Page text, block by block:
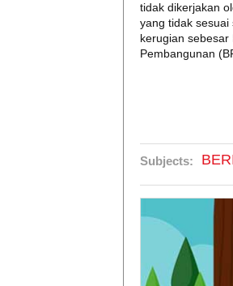
tidak dikerjakan
yang tidak
kerugian sebesar
Pembangunan
Subjects: